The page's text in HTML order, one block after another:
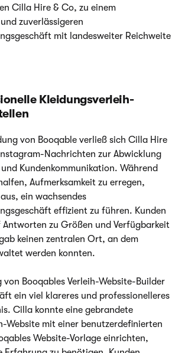
Cilla Hire & Co, zu einem
zuverlässigeren
mit landesweiter Reichweite
Kleidungsverleih-
von Booqable verließ sich Cilla Hire
Nachrichten zur Abwicklung
Kundenkommunikation. Während
Aufmerksamkeit zu erregen,
ein wachsendes
effizient zu führen. Kunden
zu Größen und Verfügbarkeit
keinen zentralen Ort, an dem
werden konnten.
von Booqables Verleih-Website-Builder
ein viel klareres und professionelleres
Cilla konnte eine gebrandete
Website mit einer benutzerdefinierten
Website-Vorlage einrichten,